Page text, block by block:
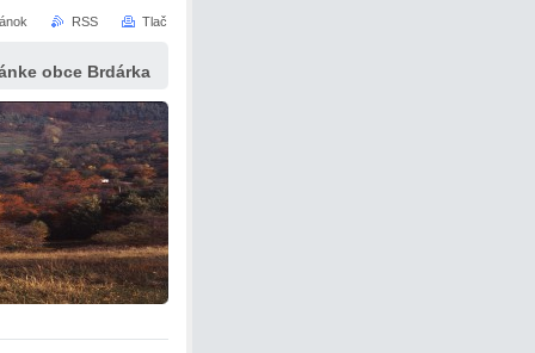
obce Brdárka
RSS Tlač